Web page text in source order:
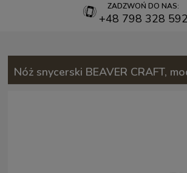
ZADZWOŃ DO NAS:
+48 798 328 592
Nóż snycerski BEAVER CRAFT,